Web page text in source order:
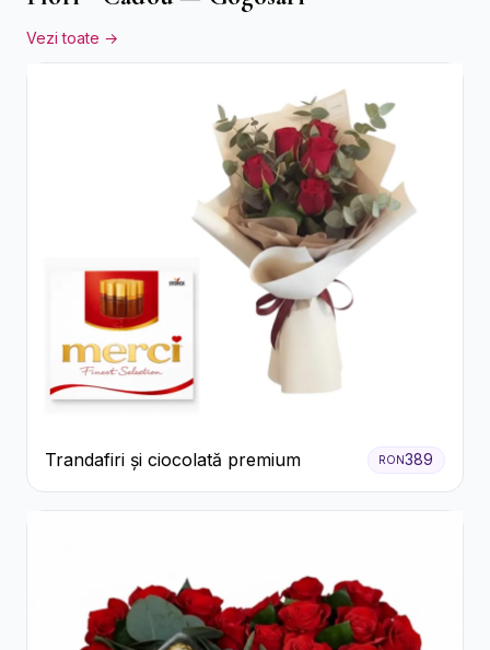
Vezi toate →
Trandafiri și ciocolată premium RON389